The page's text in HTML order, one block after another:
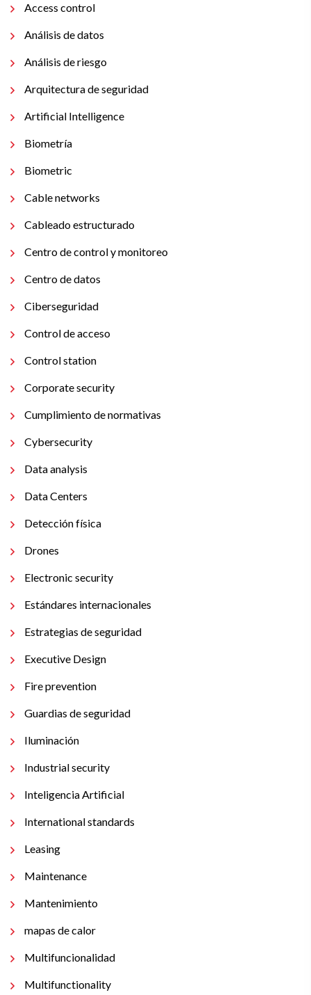
Access control
Análisis de datos
Análisis de riesgo
Arquitectura de seguridad
Artificial Intelligence
Biometría
Biometric
Cable networks
Cableado estructurado
Centro de control y monitoreo
Centro de datos
Ciberseguridad
Control de acceso
Control station
Corporate security
Cumplimiento de normativas
Cybersecurity
Data analysis
Data Centers
Detección física
Drones
Electronic security
Estándares internacionales
Estrategias de seguridad
Executive Design
Fire prevention
Guardias de seguridad
Iluminación
Industrial security
Inteligencia Artificial
International standards
Leasing
Maintenance
Mantenimiento
mapas de calor
Multifuncionalidad
Multifunctionality